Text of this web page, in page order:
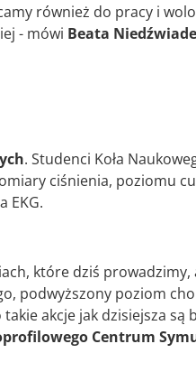
również do pracy i
- mówi Beata
. Studenci Koła
ciśnienia, poziomu
EKG.
które dziś
podwyższony poziom
akcje jak dzisiejsza są
Centrum